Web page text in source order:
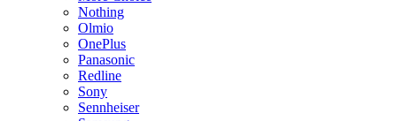
Nothing
Olmio
OnePlus
Panasonic
Redline
Sony
Sennheiser